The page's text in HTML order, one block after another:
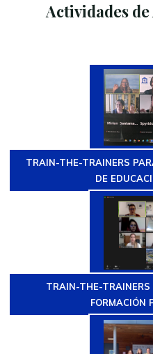
Actividades
TRAIN-THE-TRAINERS
DE
TRAIN-THE-TRAINERS
FORMACIÓN